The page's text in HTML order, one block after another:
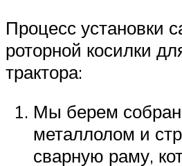
Процесс установки
роторной косилки
трактора:
Мы берем
металлолом и
сварную раму,